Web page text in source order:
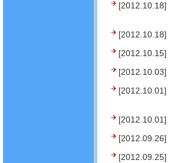
[2012.10.18]
[2012.10.18]
[2012.10.15]
[2012.10.03]
[2012.10.01]
[2012.10.01]
[2012.09.26]
[2012.09.25]